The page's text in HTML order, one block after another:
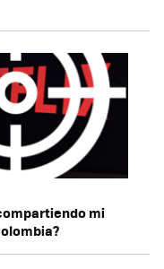
mi